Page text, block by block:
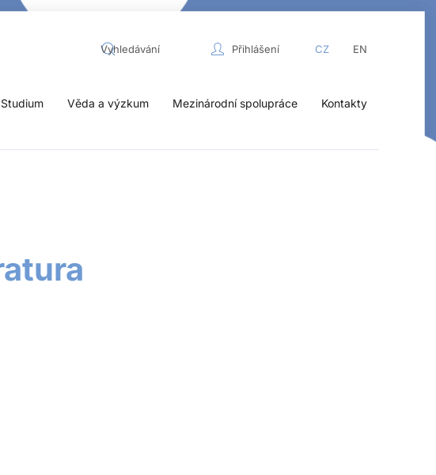
Přihlášení CZ EN
Studium Věda a výzkum Mezinárodní spolupráce Kontakty